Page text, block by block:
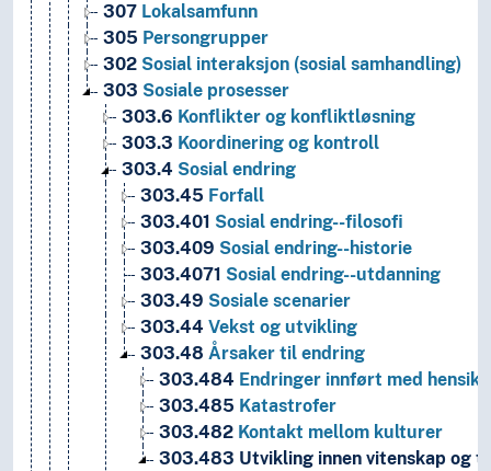
307 Lokalsamfunn
305 Persongrupper
302 Sosial interaksjon (sosial samhandling)
303 Sosiale prosesser
303.6 Konflikter og konfliktløsning
303.3 Koordinering og kontroll
303.4 Sosial endring
303.45 Forfall
303.401 Sosial endring--filosofi
303.409 Sosial endring--historie
303.4071 Sosial endring--utdanning
303.49 Sosiale scenarier
303.44 Vekst og utvikling
303.48 Årsaker til endring
303.484 Endringer innført med hensikt
303.485 Katastrofer
303.482 Kontakt mellom kulturer
303.483 Utvikling innen vitenskap og